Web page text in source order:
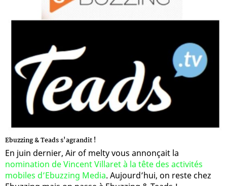
Ebuzzing & Teads s'agrandit !
En juin dernier, Air of melty vous annonçait la
nomination de Vincent Villaret à la tête des activités
mobiles d’Ebuzzing Media. Aujourd’hui, on reste chez